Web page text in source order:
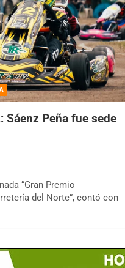
Sáenz Peña fue sede
“Gran Premio
del Norte”, contó con